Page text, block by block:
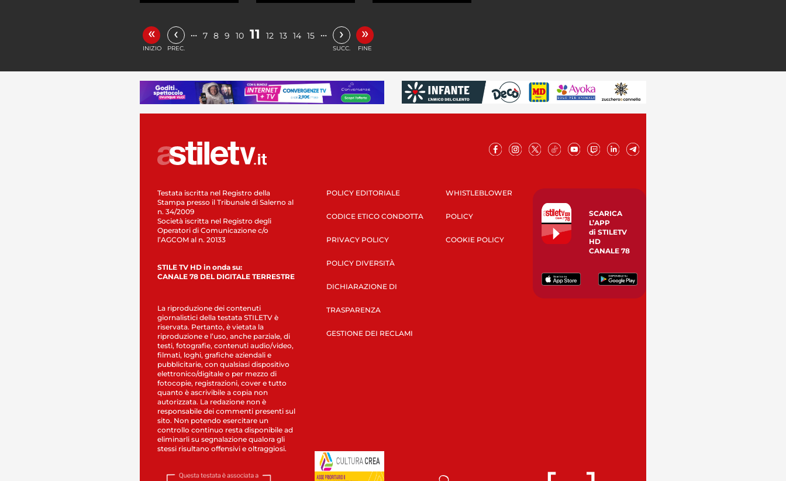
«
INIZIO
‹
PREC.
… 7 8 9 10 11 12 13 14 15 … ›
SUCC.
»
FINE
Testata iscritta nel Registro della
Stampa presso il Tribunale di Salerno al
n. 34/2009
Società iscritta nel Registro degli
Operatori di Comunicazione c/o
l’AGCOM al n. 20133
STILE TV HD in onda su:
CANALE 78 DEL DIGITALE TERRESTRE
La riproduzione dei contenuti
giornalistici della testata STILETV è
riservata. Pertanto, è vietata la
riproduzione e l’uso, anche parziale, di
testi, fotografie, contenuti audio/video,
filmati, loghi, grafiche aziendali e
pubblicitarie, con qualsiasi dispositivo
elettronico/digitale o per mezzo di
fotocopie, registrazioni, cover e tutto
quanto è ascrivibile a copia non
autorizzata. La redazione non è
responsabile dei commenti presenti sul
sito. Non potendo esercitare un
controllo continuo resta disponibile ad
eliminarli su segnalazione qualora gli
stessi risultano offensivi e oltraggiosi.
POLICY EDITORIALE
CODICE ETICO CONDOTTA
PRIVACY POLICY
POLICY DIVERSITÀ
DICHIARAZIONE DI
TRASPARENZA
GESTIONE DEI RECLAMI
WHISTLEBLOWER
POLICY
COOKIE POLICY
SCARICA
L’APP
di STILETV
HD
CANALE 78